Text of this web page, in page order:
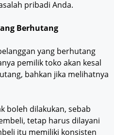
pribadi Anda.
Berhutang
yang berhutang
pemilik toko akan kesal
bahkan jika melihatnya
boleh dilakukan, sebab
tetap harus dilayani
itu memiliki konsisten